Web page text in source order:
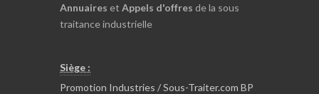
Annuaires et Appels d'offres de la sous
traitance industrielle
Siège :
Promotion Industries / Sous-Traiter.com BP